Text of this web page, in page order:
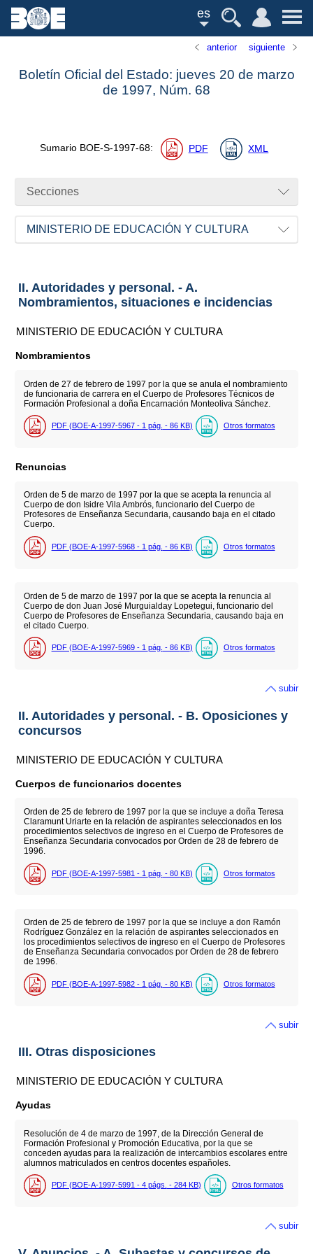
es
anterior siguiente
Boletín Oficial del Estado: jueves 20 de marzo
de 1997, Núm. 68
Sumario BOE-S-1997-68: PDF XML
Secciones
MINISTERIO DE EDUCACIÓN Y CULTURA
II. Autoridades y personal. - A.
Nombramientos, situaciones e incidencias
MINISTERIO DE EDUCACIÓN Y CULTURA
Nombramientos
Orden de 27 de febrero de 1997 por la que se anula el nombramiento
de funcionaria de carrera en el Cuerpo de Profesores Técnicos de
Formación Profesional a doña Encarnación Monteoliva Sánchez.
PDF (BOE-A-1997-5967 - 1 pág. - 86 KB) Otros formatos
Renuncias
Orden de 5 de marzo de 1997 por la que se acepta la renuncia al
Cuerpo de don Isidre Vila Ambrós, funcionario del Cuerpo de
Profesores de Enseñanza Secundaria, causando baja en el citado
Cuerpo.
PDF (BOE-A-1997-5968 - 1 pág. - 86 KB) Otros formatos
Orden de 5 de marzo de 1997 por la que se acepta la renuncia al
Cuerpo de don Juan José Murguialday Lopetegui, funcionario del
Cuerpo de Profesores de Enseñanza Secundaria, causando baja en
el citado Cuerpo.
PDF (BOE-A-1997-5969 - 1 pág. - 86 KB) Otros formatos
subir
II. Autoridades y personal. - B. Oposiciones y
concursos
MINISTERIO DE EDUCACIÓN Y CULTURA
Cuerpos de funcionarios docentes
Orden de 25 de febrero de 1997 por la que se incluye a doña Teresa
Claramunt Uriarte en la relación de aspirantes seleccionados en los
procedimientos selectivos de ingreso en el Cuerpo de Profesores de
Enseñanza Secundaria convocados por Orden de 28 de febrero de
1996.
PDF (BOE-A-1997-5981 - 1 pág. - 80 KB) Otros formatos
Orden de 25 de febrero de 1997 por la que se incluye a don Ramón
Rodríguez González en la relación de aspirantes seleccionados en
los procedimientos selectivos de ingreso en el Cuerpo de Profesores
de Enseñanza Secundaria convocados por Orden de 28 de febrero
de 1996.
PDF (BOE-A-1997-5982 - 1 pág. - 80 KB) Otros formatos
subir
III. Otras disposiciones
MINISTERIO DE EDUCACIÓN Y CULTURA
Ayudas
Resolución de 4 de marzo de 1997, de la Dirección General de
Formación Profesional y Promoción Educativa, por la que se
conceden ayudas para la realización de intercambios escolares entre
alumnos matriculados en centros docentes españoles.
PDF (BOE-A-1997-5991 - 4 págs. - 284 KB) Otros formatos
subir